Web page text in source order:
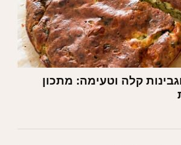
קלה וטעימה: מתכון